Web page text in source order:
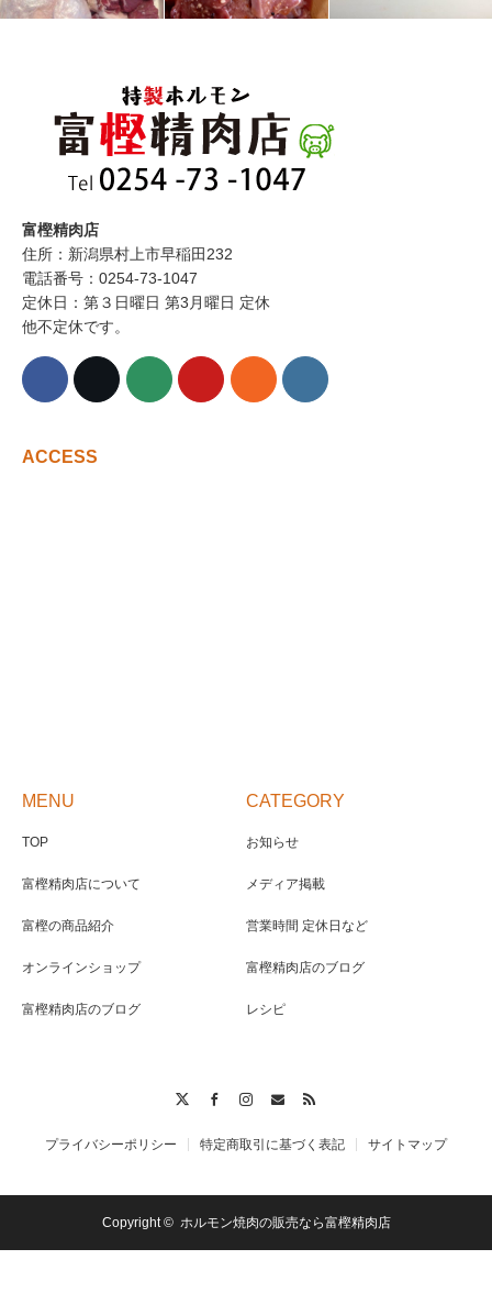
富樫精肉店
住所：新潟県村上市早稲田232
電話番号：0254-73-1047
定休日：第３日曜日 第3月曜日 定休
他不定休です。
ACCESS
MENU
TOP
富樫精肉店について
富樫の商品紹介
オンラインショップ
富樫精肉店のブログ
CATEGORY
お知らせ
メディア掲載
営業時間 定休日など
富樫精肉店のブログ
レシピ
RSS
プライバシーポリシー 特定商取引に基づく表記 サイトマップ
Copyright © ホルモン焼肉の販売なら富樫精肉店